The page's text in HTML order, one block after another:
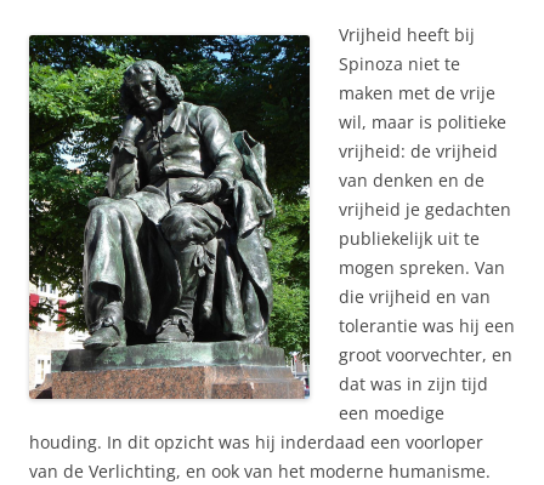
Vrijheid heeft bij
Spinoza niet te
maken met de vrije
wil, maar is politieke
vrijheid: de vrijheid
van denken en de
vrijheid je gedachten
publiekelijk uit te
mogen spreken. Van
die vrijheid en van
tolerantie was hij een
groot voorvechter, en
dat was in zijn tijd
een moedige
houding. In dit opzicht was hij inderdaad een voorloper
van de Verlichting, en ook van het moderne humanisme.